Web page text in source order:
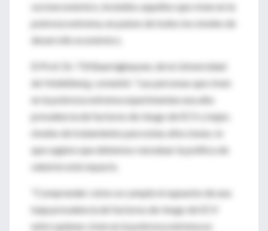
socioeconómico, incluidos aquellos que viven en la
pobreza extrema, en países de todos los niveles de
desarrollo económico.
El Prof. Dr. Till Baernighausen, de la Universidad
de Heidelberg, comentó: “Las personas que viven
en la pobreza extrema experimentan una alta
prevalencia de factores de riesgo de ECV y bajos
niveles de tratamiento para estas afecciones, lo
que sugiere que debemos reevaluar la política de
salud en este espacio.
"Comprender cómo se cumple el supuesto de una
baja prevalencia de factores de riesgo de ECV
entre quienes viven en la pobreza extrema es